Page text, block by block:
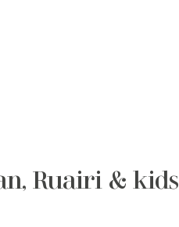
Ruairi & kids